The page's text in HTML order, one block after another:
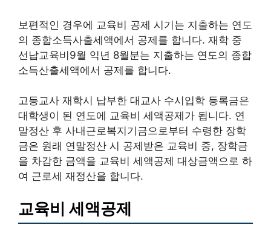
보편적인 경우에 교육비 공제 시기는 지출하는 연도
의 종합소득사출세액에서 공제를 합니다. 재학 중
선납교육비9월 익년 8월분는 지출하는 연도의 종합
소득산출세액에서 공제를 합니다.
고등교사 재학시 납부한 대교사 수시입학 등록금은
대학생이 된 연도에 교육비 세액공제가 됩니다. 연
말정산 후 사내근로복지기금으로부터 수령한 장학
금은 원래 연말정산 시 공제받은 교육비 중, 장학금
을 차감한 금액을 교육비 세액공제 대상금액으로 하
여 근로세 재정산을 합니다.
교육비 세액공제